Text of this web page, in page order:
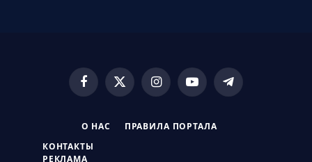
Facebook
X
InstagramYouTubeTelegram
О НАС ПРАВИЛА ПОРТАЛА
КОНТАКТЫ
РЕКЛАМА